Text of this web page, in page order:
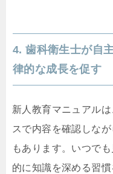
4. 歯科衛生士が自
律的な成長を促す
新人教育マニュアル
スで内容を確認しな
もあります。いつで
的に知識を深める習